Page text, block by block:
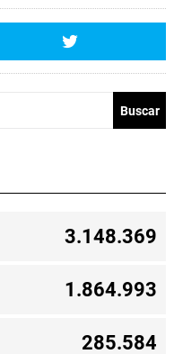
3.148.369
1.864.993
285.584